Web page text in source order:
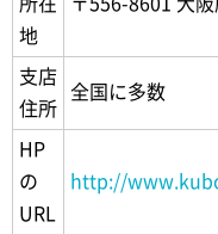
所在
地
〒556-8601 大
支店
住所
全国に多数
HP
の
URL
http://